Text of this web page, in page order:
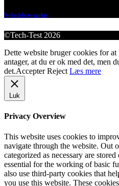
Nyhedsbrevsarkiv
©Tech-Test 2026
Dette website bruger cookies for
antager, at du er ok med det, men
det.Accepter Reject Læs mere
Luk
Privacy Overview
This website uses cookies to
navigate through the website. Out
categorized as necessary are
essential for the working of basic
also use third-party cookies that
you use this website. These